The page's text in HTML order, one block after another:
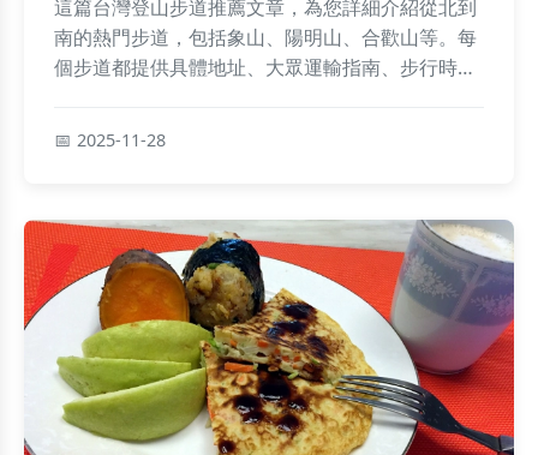
這篇台灣登山步道推薦文章，為您詳細介紹從北到
南的熱門步道，包括象山、陽明山、合歡山等。每
個步道都提供具體地址、大眾運輸指南、步行時間
2025-11-28